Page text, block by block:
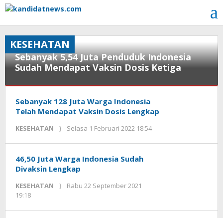
Lewati
konten
Sebanyak 5,54 Juta Penduduk Indonesia
Sudah Mendapat Vaksin Dosis Ketiga
Februari
22:28
Jackson
KESEHATAN
Sebanyak 128 Juta Warga Indonesia
Telah Mendapat Vaksin Dosis Lengkap
KESEHATAN Selasa 1 Februari 2022 18:54
Jackson
46,50 Juta Warga Indonesia Sudah
Divaksin Lengkap
KESEHATAN
Rabu 22 September 2021
19:18
Jackson